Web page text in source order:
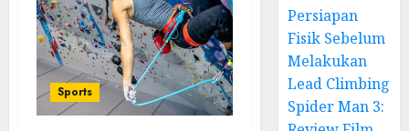
Sports
Persiapan
Fisik Sebelum
Melakukan
Lead Climbing
Spider Man 3: